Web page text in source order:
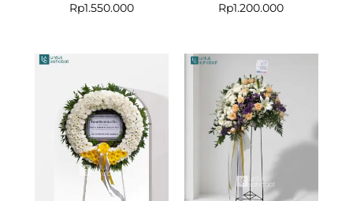
Rp1.550.000
Rp1.200.000